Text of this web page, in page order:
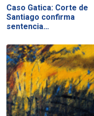
Caso Gatica: Corte de
Santiago confirma
sentencia…